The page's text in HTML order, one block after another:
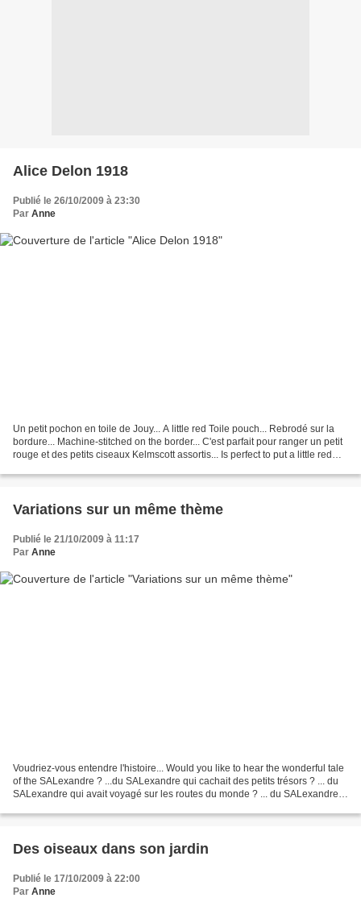
Alice Delon 1918
Publié le 26/10/2009 à 23:30
Par Anne
Un petit pochon en toile de Jouy... A little red Toile pouch... Rebrodé sur la
bordure... Machine-stitched on the border... C'est parfait pour ranger un petit
rouge et des petits ciseaux Kelmscott assortis... Is perfect to put a little red
Variations sur un même thème
Publié le 21/10/2009 à 11:17
Par Anne
Voudriez-vous entendre l'histoire... Would you like to hear the wonderful tale
of the SALexandre ? ...du SALexandre qui cachait des petits trésors ? ... du
SALexandre qui avait voyagé sur les routes du monde ? ... du SALexandre
Des oiseaux dans son jardin
Publié le 17/10/2009 à 22:00
Par Anne